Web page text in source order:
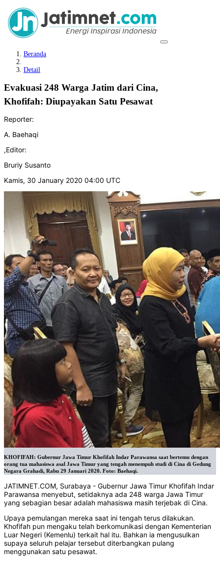
Beranda
Detail
Evakuasi 248 Warga Jatim dari Cina,
Khofifah: Diupayakan Satu Pesawat
Reporter:
A. Baehaqi
,Editor:
Bruriy Susanto
Kamis, 30 January 2020 04:00 UTC
KHOFIFAH: Gubernur Jawa Timur Khofifah Indar Parawansa saat bertemu dengan
orang tua mahasiswa asal Jawa Timur yang tengah menempuh studi di Cina di Gedung
Negara Grahadi, Rabu 29 Januari 2020. Foto: Baehaqi.
JATIMNET.COM, Surabaya - Gubernur Jawa Timur Khofifah Indar
Parawansa menyebut, setidaknya ada 248 warga Jawa Timur
yang sebagian besar adalah mahasiswa masih terjebak di Cina.
Upaya pemulangan mereka saat ini tengah terus dilakukan.
Khofifah pun mengaku telah berkomunikasi dengan Kementerian
Luar Negeri (Kemenlu) terkait hal itu. Bahkan ia mengusulkan
supaya seluruh pelajar tersebut diterbangkan pulang
menggunakan satu pesawat.